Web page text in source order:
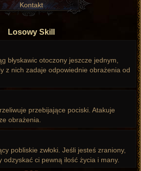
Kontakt
Losowy Skill
błyskawic otoczony jeszcze jednym,
z nich zadaje odpowiednie obrażenia od
przebijające pociski. Atakuje
obrażenia.
pobliskie zwłoki. Jeśli jesteś zraniony,
odzyskać ci pewną ilość życia i many.